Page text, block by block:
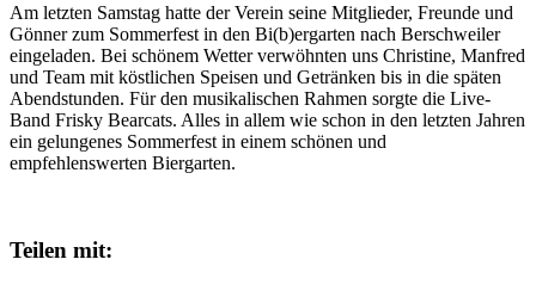
Am letzten Samstag hatte der Verein seine Mitglieder, Freunde und
Gönner zum Sommerfest in den Bi(b)ergarten nach Berschweiler
eingeladen. Bei schönem Wetter verwöhnten uns Christine, Manfred
und Team mit köstlichen Speisen und Getränken bis in die späten
Abendstunden. Für den musikalischen Rahmen sorgte die Live-
Band Frisky Bearcats. Alles in allem wie schon in den letzten Jahren
ein gelungenes Sommerfest in einem schönen und
empfehlenswerten Biergarten.
Teilen mit: